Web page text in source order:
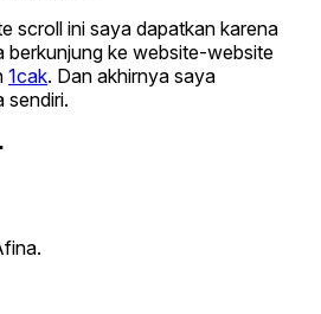
scroll ini saya dapatkan karena
berkunjung ke website-website
1cak. Dan akhirnya saya
sendiri.